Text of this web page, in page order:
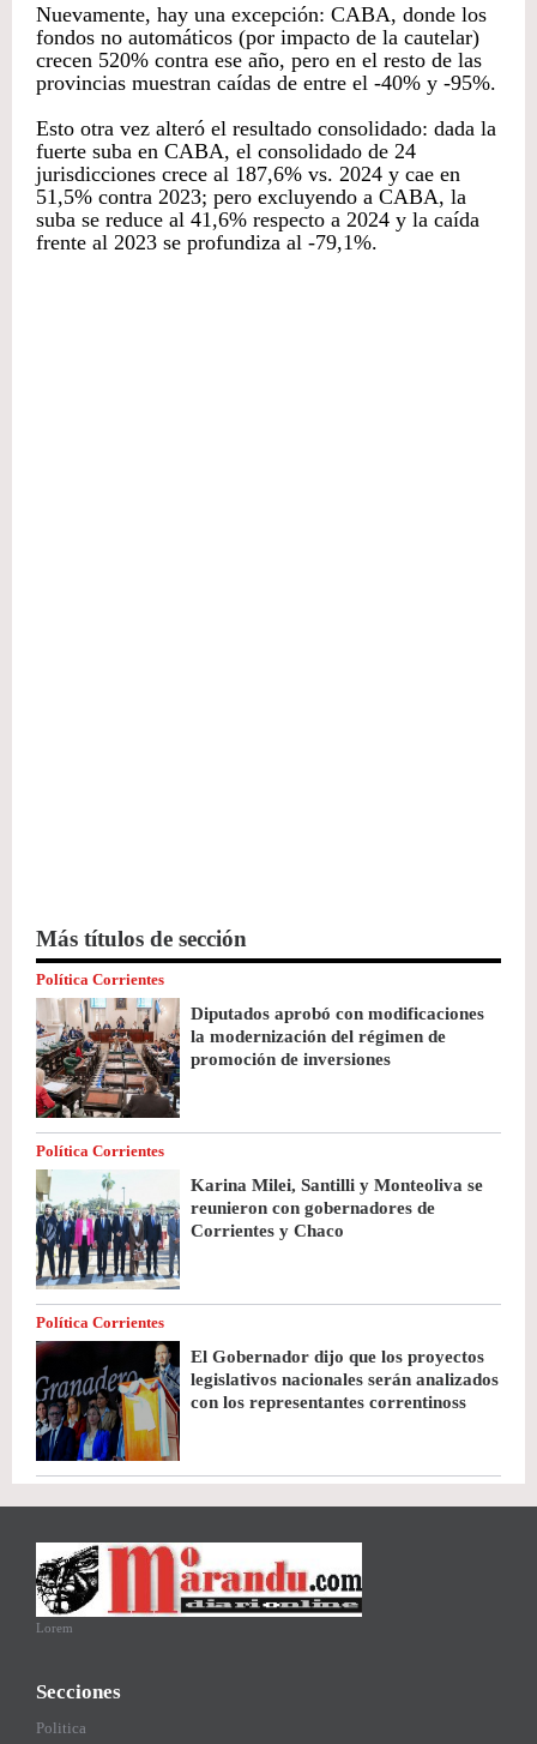
Nuevamente, hay una excepción: CABA, donde los
fondos no automáticos (por impacto de la cautelar)
crecen 520% contra ese año, pero en el resto de las
provincias muestran caídas de entre el -40% y -95%.
Esto otra vez alteró el resultado consolidado: dada la
fuerte suba en CABA, el consolidado de 24
jurisdicciones crece al 187,6% vs. 2024 y cae en
51,5% contra 2023; pero excluyendo a CABA, la
suba se reduce al 41,6% respecto a 2024 y la caída
frente al 2023 se profundiza al -79,1%.
Más títulos de sección
Política Corrientes
Diputados aprobó con modificaciones
la modernización del régimen de
promoción de inversiones
Política Corrientes
Karina Milei, Santilli y Monteoliva se
reunieron con gobernadores de
Corrientes y Chaco
Política Corrientes
El Gobernador dijo que los proyectos
legislativos nacionales serán analizados
con los representantes correntinoss
Lorem
Secciones
Politica